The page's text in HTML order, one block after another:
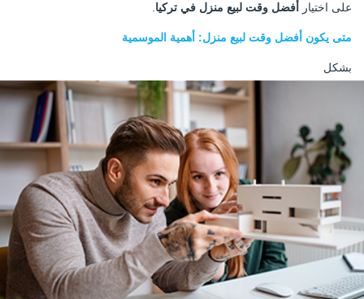
على اختيار
أفضل وقت لبيع منزل في تركيا
متى يكون أفضل وقت لبيع منزل: أهمية الموسمية
بشكل